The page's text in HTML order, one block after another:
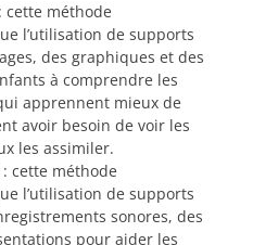
cette méthode
l’utilisation de supports
des graphiques et des
à comprendre les
apprennent mieux de
avoir besoin de voir les
les assimiler.
cette méthode
l’utilisation de supports
sonores, des
pour aider les